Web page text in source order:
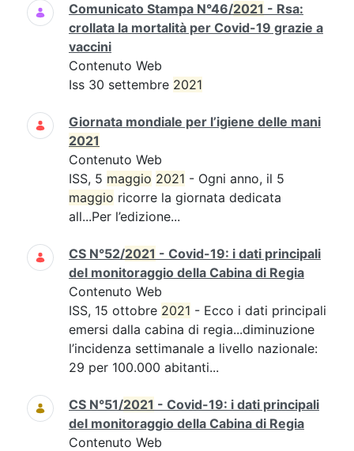
Comunicato Stampa N°46/2021 - Rsa:
crollata la mortalità per Covid-19 grazie a
vaccini
Contenuto Web
Iss 30 settembre 2021
Giornata mondiale per l’igiene delle mani
2021
Contenuto Web
ISS, 5 maggio 2021 - Ogni anno, il 5
maggio ricorre la giornata dedicata
all...Per l’edizione...
CS N°52/2021 - Covid-19: i dati principali
del monitoraggio della Cabina di Regia
Contenuto Web
ISS, 15 ottobre 2021 - Ecco i dati principali
emersi dalla cabina di regia...diminuzione
l’incidenza settimanale a livello nazionale:
29 per 100.000 abitanti...
CS N°51/2021 - Covid-19: i dati principali
del monitoraggio della Cabina di Regia
Contenuto Web